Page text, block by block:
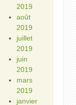
2019
août
2019
juillet
2019
juin
2019
mars
2019
janvier